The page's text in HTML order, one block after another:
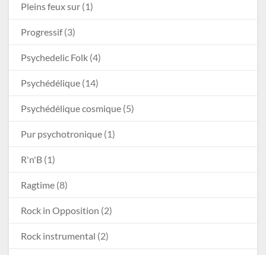
Pleins feux sur (1)
Progressif(3)
Psychedelic Folk (4)
Psychédélique (14)
Psychédélique cosmique (5)
Pur psychotronique (1)
R'n'B (1)
Ragtime (8)
Rock in Opposition (2)
Rock instrumental (2)